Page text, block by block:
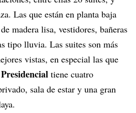
Las que están en planta baja
madera lisa, vestidores, bañeras
tipo lluvia. Las suites son más
vistas, en especial las que
tiene cuatro
sala de estar y una gran